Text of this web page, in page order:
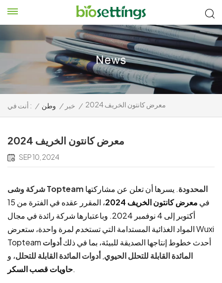
أنت في : / وطن / خبر / معرض كانتون الخريف 2024
معرض كانتون الخريف 2024
SEP 10, 2024
شركة وشى Topteam المحدودة. يسرها أن تعلن عن مشاركتها
في معرض كانتون الخريف 2024
، المقرر عقده في الفترة من 15
أكتوبر إلى 4 نوفمبر 2024. وباعتبارها شركة رائدة في مجال
المواد الغذائية المستدامة التي تستخدم لمرة واحدة، ستعرض Wuxi
Topteam أحدث خطوط إنتاجها الصديقة للبيئة، بما في ذلكأدوات
المائدة القابلة للتحلل الحيوي,أدوات المائدة القابلة للتحلل، و
حاويات قصب السكر.